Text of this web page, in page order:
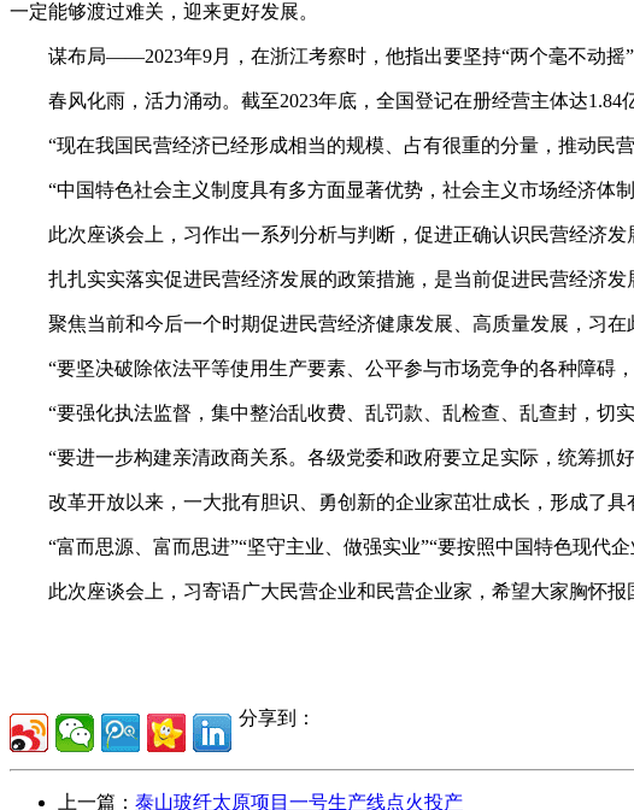
一定能够渡过难关，迎来更好发展。
谋布局——2023年9月，在浙江考察时，他指出要坚持“两个毫不动摇”
春风化雨，活力涌动。截至2023年底，全国登记在册经营主体达1.84
“现在我国民营经济已经形成相当的规模、占有很重的分量，推动民
“中国特色社会主义制度具有多方面显著优势，社会主义市场经济体
此次座谈会上，习作出一系列分析与判断，促进正确认识民营经济发
扎扎实实落实促进民营经济发展的政策措施，是当前促进民营经济发
聚焦当前和今后一个时期促进民营经济健康发展、高质量发展，习
“要坚决破除依法平等使用生产要素、公平参与市场竞争的各种障碍
“要强化执法监督，集中整治乱收费、乱罚款、乱检查、乱查封，切
“要进一步构建亲清政商关系。各级党委和政府要立足实际，统筹抓
改革开放以来，一大批有胆识、勇创新的企业家茁壮成长，形成了具
“富而思源、富而思进”“坚守主业、做强实业”“要按照中国特色现代
此次座谈会上，习寄语广大民营企业和民营企业家，希望大家胸怀报
分享到：
上一篇： 泰山玻纤太原项目一号生产线点火投产